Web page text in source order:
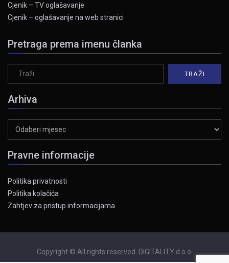
Cjenik – TV oglašavanje
Cjenik – oglašavanje na web stranici
Pretraga prema imenu članka
Arhiva
Pravne informacije
Politika privatnosti
Politika kolačića
Zahtjev za pristup informacijama
Copyright © All rights reserved. DIGITALITY d.o.o.